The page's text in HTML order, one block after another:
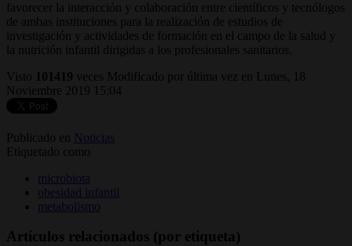
favorecer la interacción y colaboración entre científicos y tecnólogos
de ambas instituciones para la realización de estudios de
investigación y actividades de formación en el campo de la salud y
la nutrición infantil dirigidas a los profesionales sanitarios.
Visto 101419 veces Modificado por última vez en Lunes, 18
Noviembre 2019 15:04
Publicado en
Noticias
Etiquetado como
microbiota
obesidad infantil
metabolismo
Artículos relacionados (por etiqueta)